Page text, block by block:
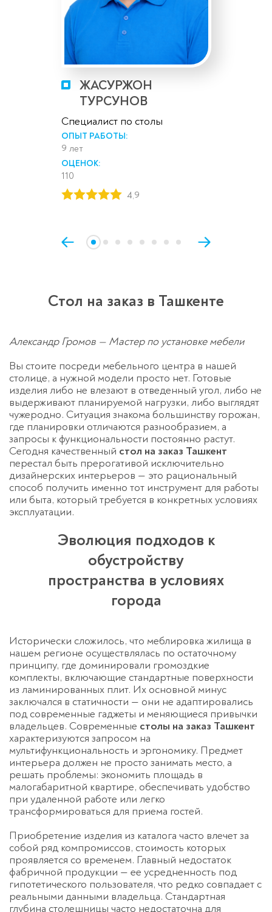
ЖАСУРЖОН
ТУРСУНОВ
Специалист по столы
ОПЫТ РАБОТЫ:
9 лет
ОЦЕНОК:
110
4,9
Стол на заказ в Ташкенте
Александр Громов — Мастер по установке мебели
Вы стоите посреди мебельного центра в нашей
столице, а нужной модели просто нет. Готовые
изделия либо не влезают в отведенный угол, либо не
выдерживают планируемой нагрузки, либо выглядят
чужеродно. Ситуация знакома большинству горожан,
где планировки отличаются разнообразием, а
запросы к функциональности постоянно растут.
Сегодня качественный стол на заказ Ташкент
перестал быть прерогативой исключительно
дизайнерских интерьеров — это рациональный
способ получить именно тот инструмент для работы
или быта, который требуется в конкретных условиях
эксплуатации.
Эволюция подходов к
обустройству
пространства в условиях
города
Исторически сложилось, что меблировка жилища в
нашем регионе осуществлялась по остаточному
принципу, где доминировали громоздкие
комплекты, включающие стандартные поверхности
из ламинированных плит. Их основной минус
заключался в статичности — они не адаптировались
под современные гаджеты и меняющиеся привычки
владельцев. Современные столы на заказ Ташкент
характеризуются запросом на
мультифункциональность и эргономику. Предмет
интерьера должен не просто занимать место, а
решать проблемы: экономить площадь в
малогабаритной квартире, обеспечивать удобство
при удаленной работе или легко
трансформироваться для приема гостей.
Приобретение изделия из каталога часто влечет за
собой ряд компромиссов, стоимость которых
проявляется со временем. Главный недостаток
фабричной продукции — ее усредненность под
гипотетического пользователя, что редко совпадает с
реальными данными владельца. Стандартная
глубина столешницы часто недостаточна для